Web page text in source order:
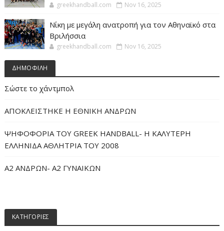
greekhandball.com Nov 16, 2025
Νίκη με μεγάλη ανατροπή για τον Αθηναϊκό στα
Βριλήσσια
greekhandball.com Nov 16, 2025
ΔΗΜΟΦΙΛΗ
Σώστε το χάντμπολ
ΑΠΟΚΛΕΙΣΤΗΚΕ Η ΕΘΝΙΚΗ ΑΝΔΡΩΝ
ΨΗΦΟΦΟΡΙΑ ΤΟΥ GREEK HANDBALL- H ΚΑΛΥΤΕΡΗ
ΕΛΛΗΝΙΔΑ ΑΘΛΗΤΡΙΑ ΤΟΥ 2008
Α2 ΑΝΔΡΩΝ- Α2 ΓΥΝΑΙΚΩΝ
ΚΑΤΗΓΟΡΙΕΣ